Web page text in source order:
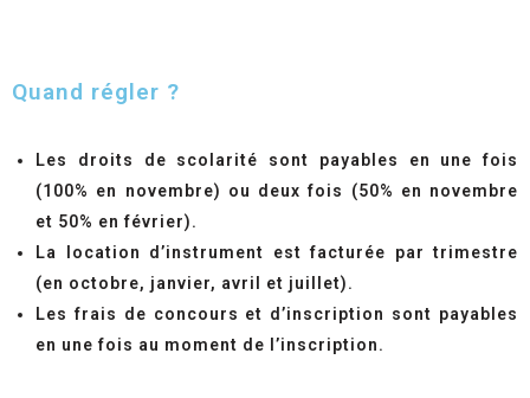
Quand régler ?
Les droits de scolarité sont payables en une fois
(100% en novembre) ou deux fois (50% en novembre
et 50% en février).
La location d’instrument est facturée par trimestre
(en octobre, janvier, avril et juillet).
Les frais de concours et d’inscription sont payables
en une fois au moment de l’inscription.